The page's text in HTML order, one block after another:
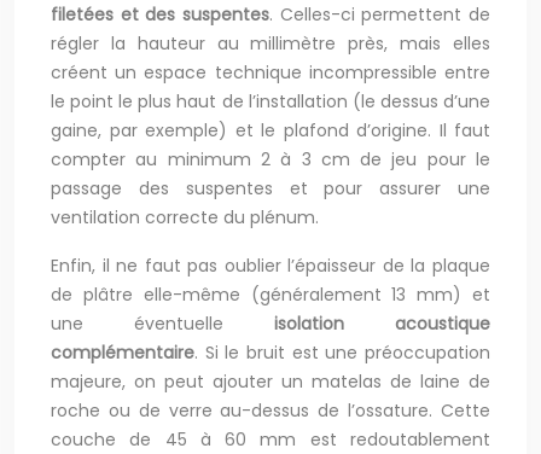
filetées et des suspentes. Celles-ci permettent de
régler la hauteur au millimètre près, mais elles
créent un espace technique incompressible entre
le point le plus haut de l’installation (le dessus d’une
gaine, par exemple) et le plafond d’origine. Il faut
compter au minimum 2 à 3 cm de jeu pour le
passage des suspentes et pour assurer une
ventilation correcte du plénum.
Enfin, il ne faut pas oublier l’épaisseur de la plaque
de plâtre elle-même (généralement 13 mm) et
une éventuelle isolation acoustique
complémentaire. Si le bruit est une préoccupation
majeure, on peut ajouter un matelas de laine de
roche ou de verre au-dessus de l’ossature. Cette
couche de 45 à 60 mm est redoutablement